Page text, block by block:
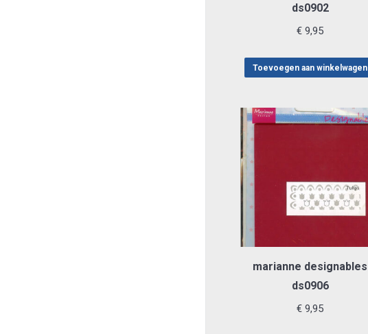
ds0902
€ 9,95
Toevoegen aan winkelwagen
marianne designables
ds0906
€ 9,95